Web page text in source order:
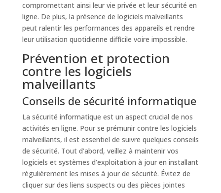
compromettant ainsi leur vie privée et leur sécurité en
ligne. De plus, la présence de logiciels malveillants
peut ralentir les performances des appareils et rendre
leur utilisation quotidienne difficile voire impossible.
Prévention et protection
contre les logiciels
malveillants
Conseils de sécurité informatique
La sécurité informatique est un aspect crucial de nos
activités en ligne. Pour se prémunir contre les logiciels
malveillants, il est essentiel de suivre quelques conseils
de sécurité. Tout d’abord, veillez à maintenir vos
logiciels et systèmes d’exploitation à jour en installant
régulièrement les mises à jour de sécurité. Évitez de
cliquer sur des liens suspects ou des pièces jointes